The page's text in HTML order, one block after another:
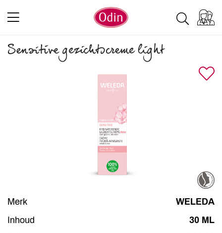
Sensitive gezichtscreme light
Merk
WELEDA
Inhoud
30 ML